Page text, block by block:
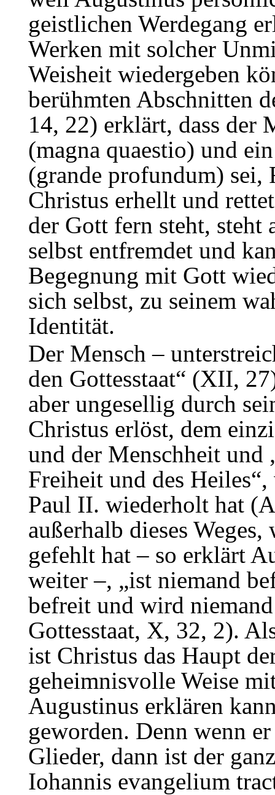
geistlichen Werdegang
Werken mit solcher
Weisheit wiedergeben
berühmten Abschnitten
14, 22) erklärt, dass der
(magna quaestio) und
(grande profundum) sei,
Christus erhellt und
der Gott fern steht, steht
selbst entfremdet und
Begegnung mit Gott
sich selbst, zu seinem
Identität.
Der Mensch –
den Gottesstaat“ (XII,
aber ungesellig durch
Christus erlöst, dem
und der Menschheit und
Freiheit und des
Paul II. wiederholt hat
außerhalb dieses
gefehlt hat – so erklärt
weiter –, „ist niemand
befreit und wird
Gottesstaat, X, 32, 2).
ist Christus das Haupt
geheimnisvolle Weise
Augustinus erklären
geworden. Denn wenn
Glieder, dann ist der
Iohannis evangelium